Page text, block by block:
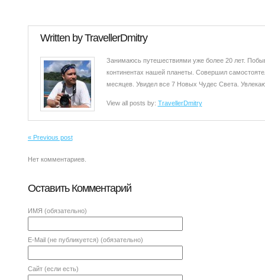
Written byTravellerDmitry
Занимаюсь путешествиями уже более 20 лет.
континентах нашей планеты. Совершил
месяцев. Увидел все 7 Новых Чудес Света.
View all posts by: TravellerDmitry
« Previous post
Нет комментариев.
Оставить Комментарий
ИМЯ (обязательно)
E-Mail (не публикуется) (обязательно)
Сайт (если есть)